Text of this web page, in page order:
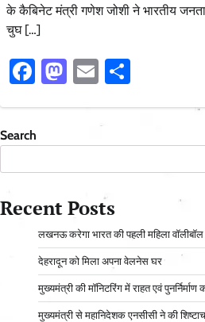
के कैबिनेट मंत्री गणेश जोशी ने भारतीय जनता
चुघ […]
Facebook
Mastodon
Email
Search
Recent Posts
लखनऊ करेगा भारत की पहली महिला वॉलीबॉल
देहरादून को मिला अपना वेलनेस घर
मुख्यमंत्री की मॉनिटरिंग में राहत एवं
मुख्यमंत्री से महानिदेशक एनसीसी ने की